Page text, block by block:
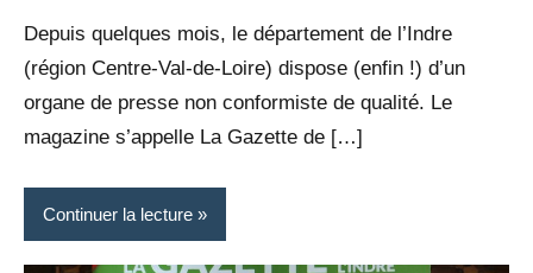
Depuis quelques mois, le département de l’Indre
(région Centre-Val-de-Loire) dispose (enfin !) d’un
organe de presse non conformiste de qualité. Le
magazine s’appelle La Gazette de […]
Continuer la lecture